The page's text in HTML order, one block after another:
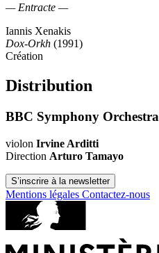
— Entracte —
Iannis Xenakis
Dox-Orkh (1991)
Création
Distribution
BBC Symphony Orchestra
violon Irvine Arditti
Direction Arturo Tamayo
S’inscrire à la newsletter
Mentions légales Contactez-nous